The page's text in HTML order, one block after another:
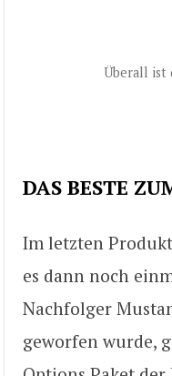
Überall ist
DAS BESTE
Im letzten
es dann noch
Nachfolger
geworfen wurde,